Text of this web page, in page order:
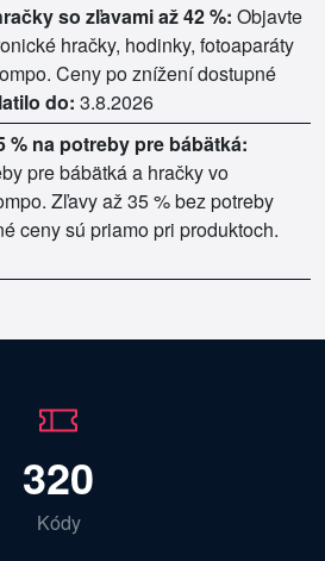
so zľavami až 42 %: Objavte
hračky, hodinky, fotoaparáty
Ceny po znížení dostupné
do: 3.8.2026
% na potreby pre bábätká:
pre bábätká a hračky vo
Zľavy až 35 % bez potreby
ceny sú priamo pri produktoch.
320
Kódy